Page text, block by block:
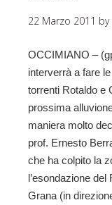
22 Marzo 2011 by
OCCIMIANO –
interverrà a fare
torrenti Rotaldo e
prossima
maniera molto
prof. Ernesto
che ha colpito la
l’esondazione
Grana (in